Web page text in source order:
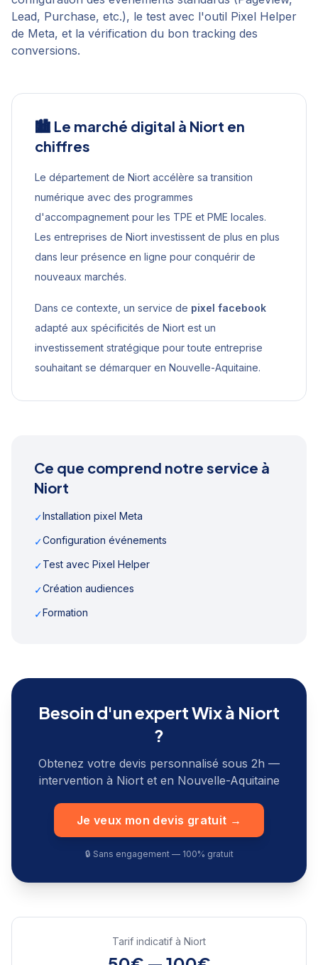
Lead, Purchase, etc.), le test avec l'outil Pixel Helper
de Meta, et la vérification du bon tracking des
conversions.
🏙️ Le marché digital à Niort en
chiffres
Le département de Niort accélère sa transition
numérique avec des programmes
d'accompagnement pour les TPE et PME locales.
Les entreprises de Niort investissent de plus en plus
dans leur présence en ligne pour conquérir de
nouveaux marchés.
Dans ce contexte, un service de pixel facebook
adapté aux spécificités de Niort est un
investissement stratégique pour toute entreprise
souhaitant se démarquer en Nouvelle-Aquitaine.
Ce que comprend notre service à
Niort
✓Installation pixel Meta
✓Configuration événements
✓Test avec Pixel Helper
✓Création audiences
✓Formation
Besoin d'un expert Wix à Niort
?
Obtenez votre devis personnalisé sous 2h —
intervention à Niortet en Nouvelle-Aquitaine
Je veux mon devis gratuit →
🔒 Sans engagement — 100% gratuit
Tarif indicatif à Niort